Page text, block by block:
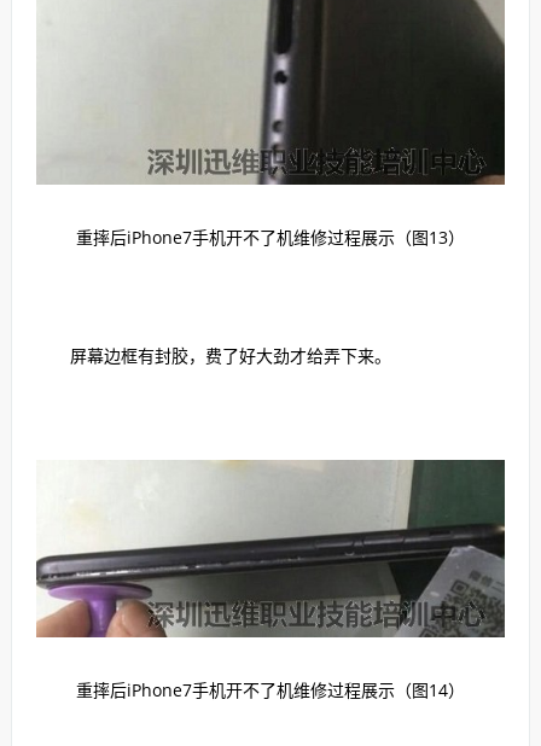
重摔后iPhone7手机开不了机维修过程展示（图13）
屏幕边框有封胶，费了好大劲才给弄下来。
重摔后iPhone7手机开不了机维修过程展示（图14）